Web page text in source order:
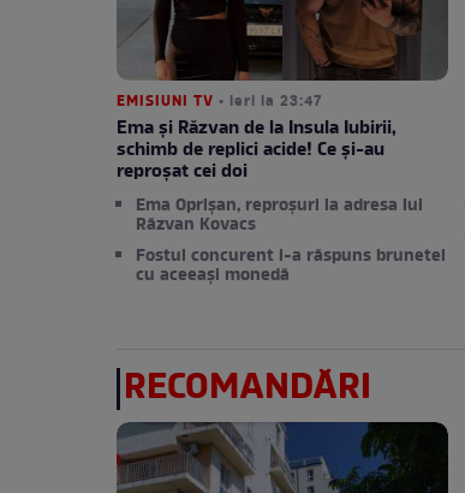
EMISIUNI TV • ieri la 23:47
Ema și Răzvan de la Insula Iubirii,
schimb de replici acide! Ce și-au
reproșat cei doi
Ema Oprișan, reproșuri la adresa lui
Răzvan Kovacs
Fostul concurent i-a răspuns brunetei
cu aceeași monedă
RECOMANDĂRI